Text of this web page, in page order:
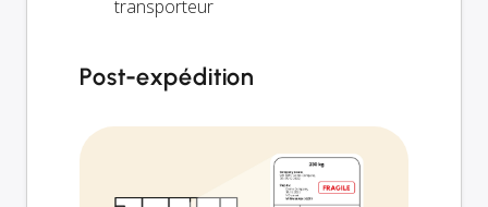
transporteur
Post-expédition